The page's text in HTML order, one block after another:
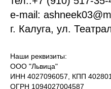
e-mail:
г. Калуга, ул.
Наши реквизиты:
ООО "Львица"
ИНН 4027096057, КПП
ОГРН 1094027004587